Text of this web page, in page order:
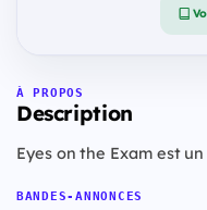
À PROPOS
Description
Eyes on the Exam est
BANDES-ANNONCES